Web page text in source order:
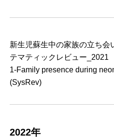
新生児蘇生中の家族の立ち会
テマティックレビュー_2021
1-Family presence during
(SysRev)
2022年